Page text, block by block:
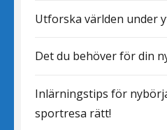
Utforska världen under
Det du behöver för din
Inlärningstips för
sportresa rätt!